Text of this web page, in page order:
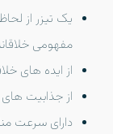
یک تیزر از
مفهومی
از ایده های
از جذابیت
دارای سرعت